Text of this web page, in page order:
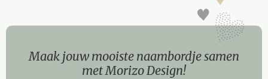
Maak jouw mooiste naambordje samen
met Morizo Design!